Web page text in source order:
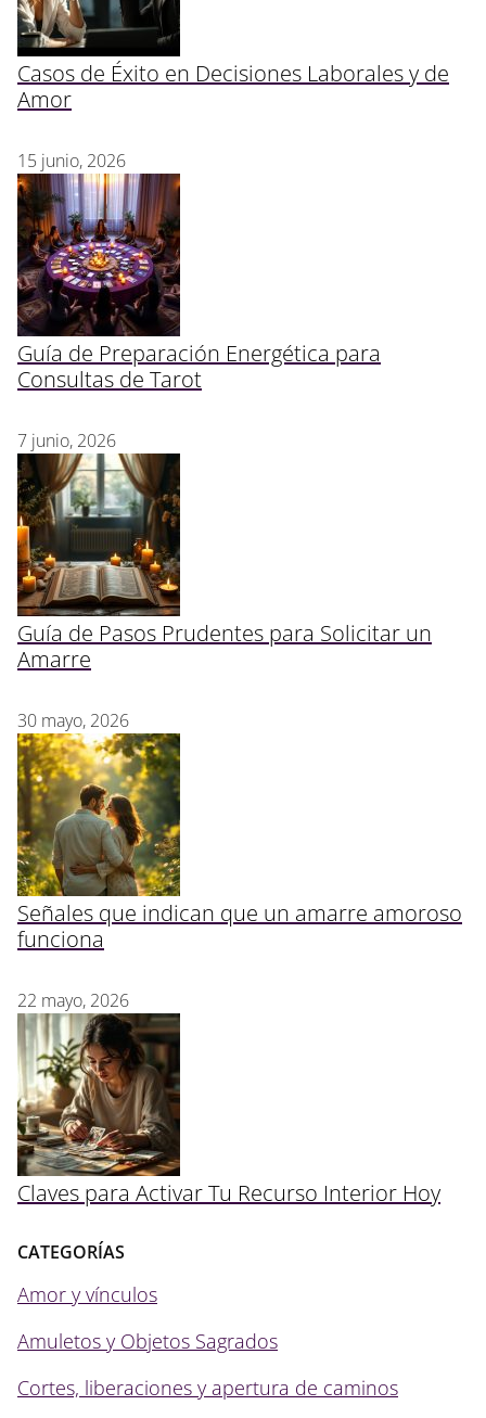
Casos de Éxito en Decisiones Laborales y de
Amor
15 junio, 2026
Guía de Preparación Energética para
Consultas de Tarot
7 junio, 2026
Guía de Pasos Prudentes para Solicitar un
Amarre
30 mayo, 2026
Señales que indican que un amarre amoroso
funciona
22 mayo, 2026
Claves para Activar Tu Recurso Interior Hoy
CATEGORÍAS
Amor y vínculos
Amuletos y Objetos Sagrados
Cortes, liberaciones y apertura de caminos